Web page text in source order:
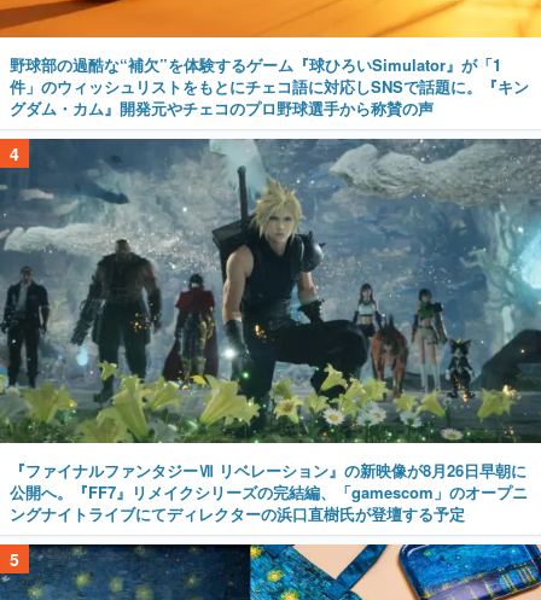
野球部の過酷な“補欠”を体験するゲーム『球ひろいSimulator』が「1
件」のウィッシュリストをもとにチェコ語に対応しSNSで話題に。『キン
グダム・カム』開発元やチェコのプロ野球選手から称賛の声
4
『ファイナルファンタジーⅦ リベレーション』の新映像が8月26日早朝に
公開へ。『FF7』リメイクシリーズの完結編、「gamescom」のオープニ
ングナイトライブにてディレクターの浜口直樹氏が登壇する予定
5